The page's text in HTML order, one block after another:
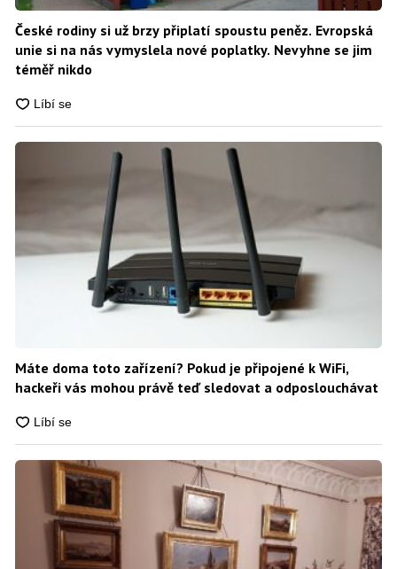
České rodiny si už brzy připlatí spoustu peněz. Evropská
unie si na nás vymyslela nové poplatky. Nevyhne se jim
téměř nikdo
Máte doma toto zařízení? Pokud je připojené k WiFi,
hackeři vás mohou právě teď sledovat a odposlouchávat